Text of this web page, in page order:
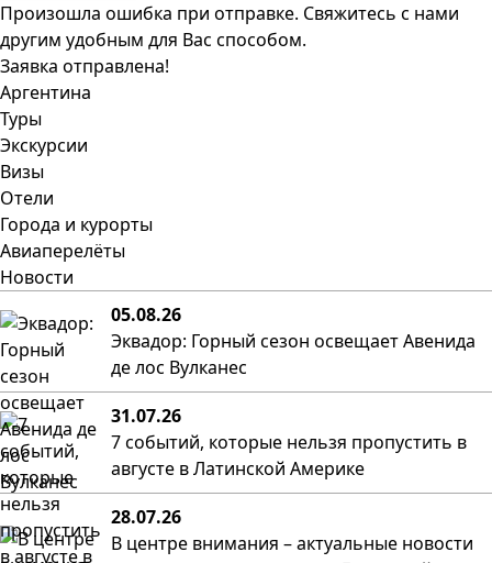
Произошла ошибка при отправке. Свяжитесь с нами
другим удобным для Вас способом.
Заявка отправлена!
Аргентина
Туры
Экскурсии
Визы
Отели
Города и курорты
Авиаперелёты
Новости
05.08.26
Эквадор: Горный сезон освещает Авенида
де лос Вулканес
31.07.26
7 событий, которые нельзя пропустить в
августе в Латинской Америке
28.07.26
В центре внимания – актуальные новости